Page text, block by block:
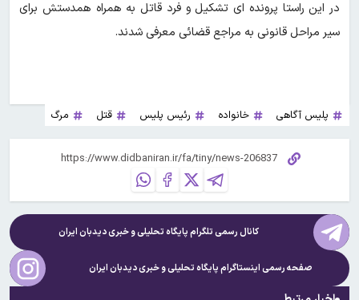
در این راستا پرونده ای تشکیل و فرد قاتل به همراه همدستش برای
سیر مراحل قانونی به مراجع قضائی معرفی شدند.
پلیس آگاهی خانواده رئیس پلیس قتل مرگ
کانال رسمی تلگرام پایگاه تحلیلی و خبریدیدبان ایران
صفحه رسمی اینستاگرام پایگاه تحلیلی و خبریدیدبان ایران